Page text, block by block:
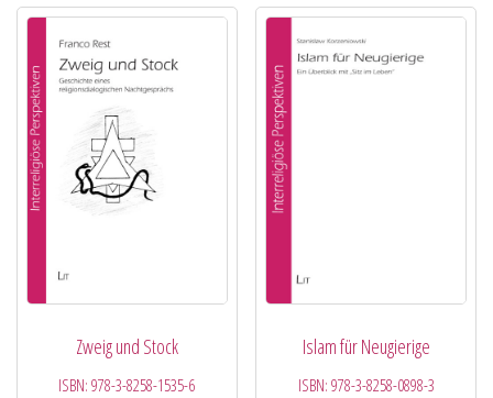
Zweig und Stock
ISBN:978-3-8258-1535-6
Islam für Neugierige
ISBN: 978-3-8258-0898-3